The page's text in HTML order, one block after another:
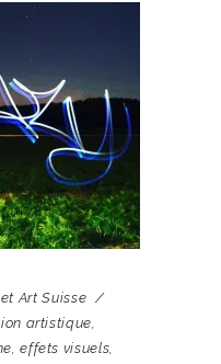
Art Suisse
artistique,
,effets visuels,